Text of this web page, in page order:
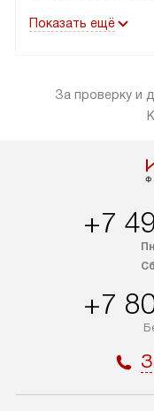
в пределах МКАД
«в наличии»
покупателю в
и другие регионы
через
компания
заказ до
транспортной
доставки у
оформлении заказа.
В оговоренный
Показать ещё
За проверку и
+7
+7